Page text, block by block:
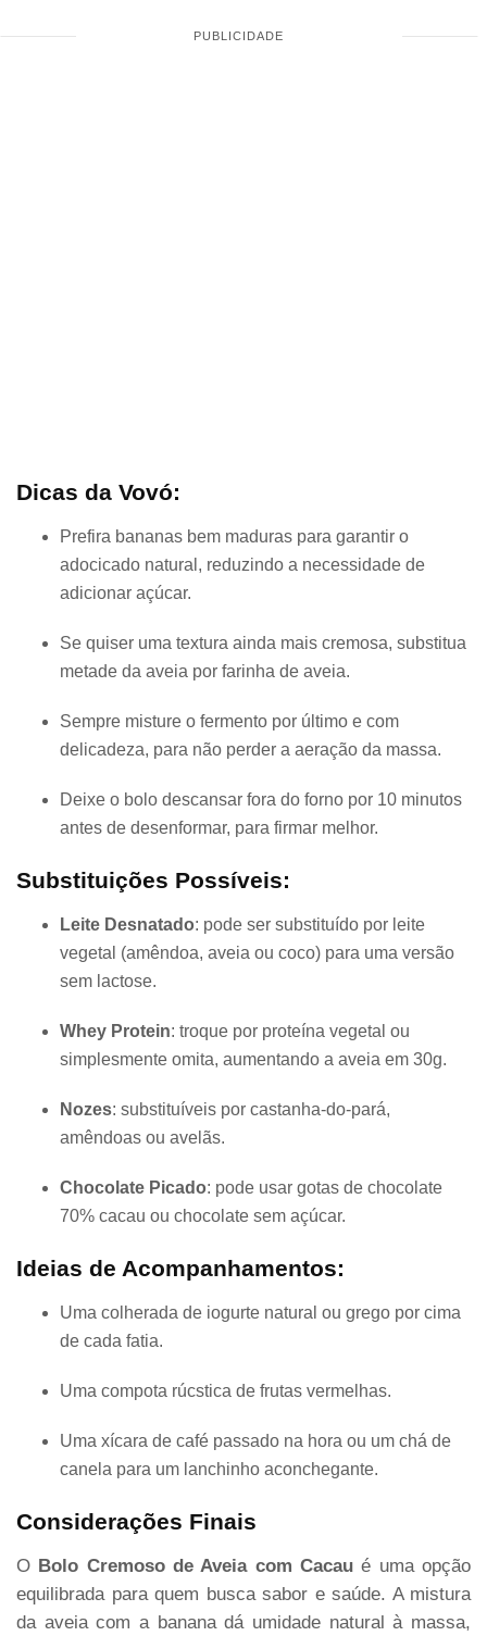
Dicas da Vovó:
Prefira bananas bem maduras para garantir o
adocicado natural, reduzindo a necessidade de
adicionar açúcar.
Se quiser uma textura ainda mais cremosa, substitua
metade da aveia por farinha de aveia.
Sempre misture o fermento por último e com
delicadeza, para não perder a aeração da massa.
Deixe o bolo descansar fora do forno por 10 minutos
antes de desenformar, para firmar melhor.
Substituições Possíveis:
Leite Desnatado: pode ser substituído por leite
vegetal (amêndoa, aveia ou coco) para uma versão
sem lactose.
Whey Protein: troque por proteína vegetal ou
simplesmente omita, aumentando a aveia em 30g.
Nozes: substituíveis por castanha-do-pará,
amêndoas ou avelãs.
Chocolate Picado: pode usar gotas de chocolate
70% cacau ou chocolate sem açúcar.
Ideias de Acompanhamentos:
Uma colherada de iogurte natural ou grego por cima
de cada fatia.
Uma compota rúcstica de frutas vermelhas.
Uma xícara de café passado na hora ou um chá de
canela para um lanchinho aconchegante.
Considerações Finais
O Bolo Cremoso de Aveia com Cacau é uma opção
equilibrada para quem busca sabor e saúde. A mistura
da aveia com a banana dá umidade natural à massa,